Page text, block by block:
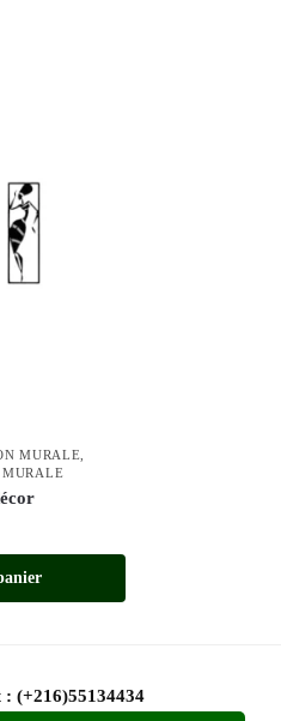
MURALE,
: (+216)55134434